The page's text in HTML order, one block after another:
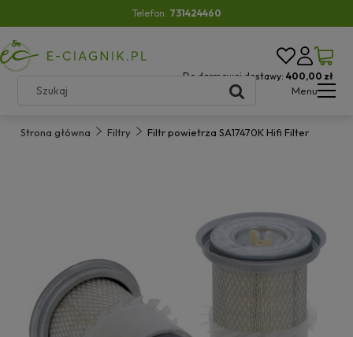
Telefon: 731424460
Do darmowej dostawy: 400,00 zł
Menu
Strona główna Filtry Filtr powietrza SA17470K Hifi Filter